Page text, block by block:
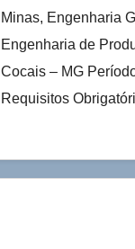
Minas, Engenharia
Engenharia de
Cocais – MG
Requisitos